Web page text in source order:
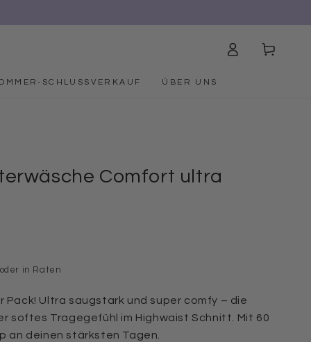
SCHLUSSVERKAUF ÜBER UNS
EinloggenWarenkorb
Comfort ultra
in Raten
Ultra saugstark und super comfy – die
softes Tragegefühl im Highwaist Schnitt. Mit 60
an deinen stärksten Tagen.